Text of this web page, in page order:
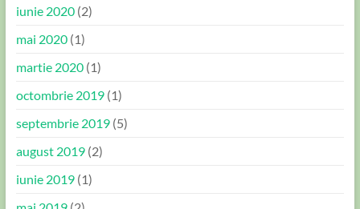
iunie 2020(2)
mai 2020(1)
martie 2020(1)
octombrie 2019(1)
septembrie 2019(5)
august 2019(2)
iunie 2019(1)